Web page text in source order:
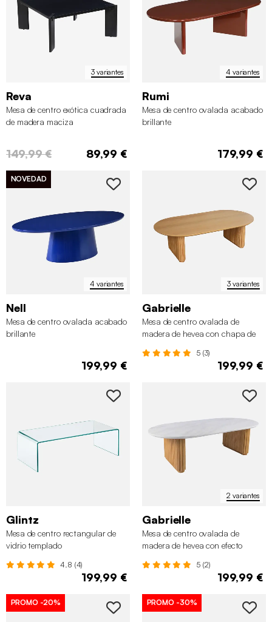
3 variantes
Reva
Mesa de centro exótica cuadrada
de madera maciza
149,99 € 89,99 €
4 variantes
Rumi
Mesa de centro ovalada acabado
brillante
179,99 €
4 variantes
NOVEDAD
Nell
Mesa de centro ovalada acabado
brillante
199,99 €
3 variantes
Gabrielle
Mesa de centro ovalada de
madera de hevea con chapa de
5 (3)
199,99 €
Glintz
Mesa de centro rectangular de
vidrio templado
4.8 (4)
199,99 €
2 variantes
Gabrielle
Mesa de centro ovalada de
madera de hevea con efecto
5 (2)
199,99 €
PROMO -20% PROMO -30%